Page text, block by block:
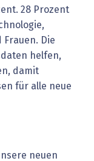
28 Prozent
Frauen. Die
helfen,
damit
für alle neue
neuen